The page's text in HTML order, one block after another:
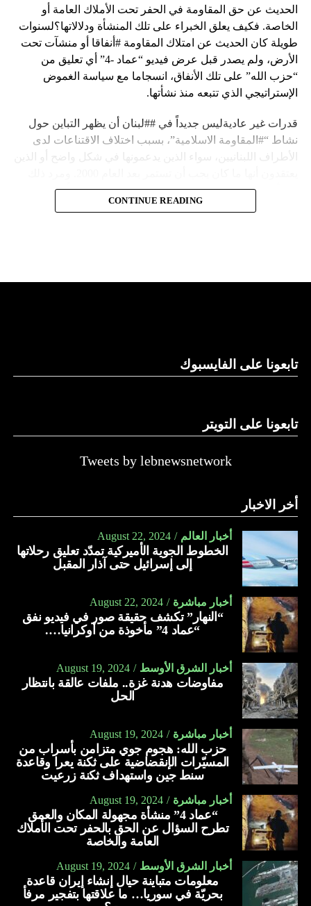
الحديث عن حق المقاومة في الحفر تحت الأملاك العامة أو
الخاصة. فكيف يعلق الخبراء على تلك المنشأة ودلالاتها؟لسنوات
طويلة كان الحديث عن امتلاك المقاومة #أنفاقا أو منشآت تحت
الأرض، ولم يصدر قبل عرض فيديو “عماد -4” أي تعليق من
“حزب الله” على تلك الأنفاق، انسجاما مع سياسة الغموض
الإستراتيجي الذي تتبعه منذ نشأتها.
قدرات غير عاديةليس جديداً في ##لبنان أن يظهر التباين حول
نشاط “#المقاومة الاسلامية”، بسبب اختلاف الاقتناعات لدى
الأطراف اللبنانيين، سواء الذين يدعمونها في شكل واضح أو الذين
إلى أن المقاومة ضد الاحتلال الإسرائيلي لم تكن يوماً محط
إجماع داخلي، وإن كانت القوى اللبنانية المؤمنة بالصراع ضد
النهار
CONTINUE READING
تابعونا على الفايسبوك
تابعونا على التويتر
Tweets by lebnewsnetwork
أخر الاخبار
أخبار العالم August 22, 2024
الخطوط الجوية الأميركية تمدّد تعليق رحلاتها
إلى إسرائيل حتى آذار المقبل
أخبار مباشرة August 22, 2024
“النهار” تكشف حقيقة صور في فيديو نفق
“عماد 4” مأخوذة من أوكرانيا….
أخبار الشرق الأوسط August 19, 2024
مفاوضات هدنة غزة.. ملفات عالقة بانتظار
الحل
أخبار مباشرة August 19, 2024
حزب الله: هجوم جوي متزامن بأسراب من
المسيّرات الإنقضاضية على ثكنة يعرا وقاعدة
سنط جين واستهداف ثكنة زرعيت
أخبار مباشرة August 19, 2024
“عماد 4” منشأة مجهولة المكان والعمق
تطرح السؤال عن الحق بالحفر تحت الأملاك
العامة والخاصة
أخبار الشرق الأوسط August 19, 2024
معلومات متباينة حيال إنشاء إيران قاعدة
بحريّة في سوريا… ما علاقتها بتفجير مرفأ